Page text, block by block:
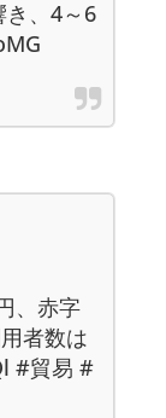
き、4～6
、赤字
者数は
#貿易 #